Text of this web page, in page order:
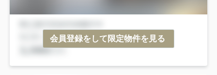
会員登録をして限定物件を見る